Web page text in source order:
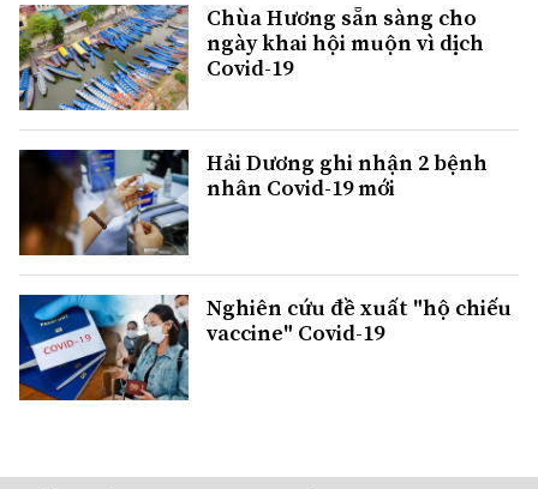
Chùa Hương sẵn sàng cho
ngày khai hội muộn vì dịch
Covid-19
Hải Dương ghi nhận 2 bệnh
nhân Covid-19 mới
Nghiên cứu đề xuất "hộ chiếu
vaccine" Covid-19